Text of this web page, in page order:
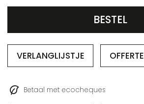
de
BESTEL
VERLANGLIJSTJE OFFERTE
Betaal met ecocheques